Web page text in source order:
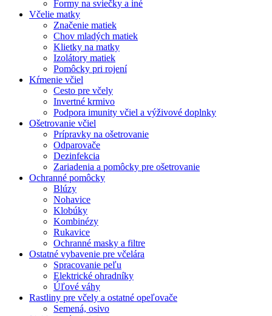
Formy na sviečky a iné
Včelie matky
Značenie matiek
Chov mladých matiek
Klietky na matky
Izolátory matiek
Pomôcky pri rojení
Kŕmenie včiel
Cesto pre včely
Invertné krmivo
Podpora imunity včiel a výživové doplnky
Ošetrovanie včiel
Prípravky na ošetrovanie
Odparovače
Dezinfekcia
Zariadenia a pomôcky pre ošetrovanie
Ochranné pomôcky
Blúzy
Nohavice
Klobúky
Kombinézy
Rukavice
Ochranné masky a filtre
Ostatné vybavenie pre včelára
Spracovanie peľu
Elektrické ohradníky
Úľové váhy
Rastliny pre včely a ostatné opeľovače
Semená, osivo